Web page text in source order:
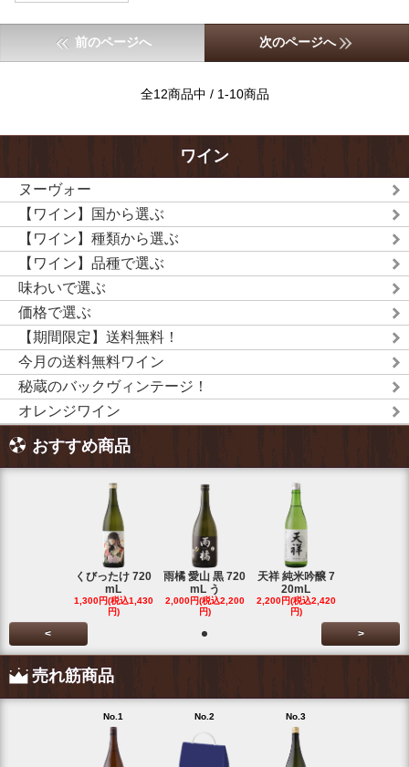
前のページへ 次のページへ
全12商品中 / 1-10商品
ワイン
ヌーヴォー
【ワイン】国から選ぶ
【ワイン】種類から選ぶ
【ワイン】品種で選ぶ
味わいで選ぶ
価格で選ぶ
【期間限定】送料無料！
今月の送料無料ワイン
秘蔵のバックヴィンテージ！
オレンジワイン
おすすめ商品
くびったけ 720
mL
1,300円(税込1,430
円)
雨橘 愛山 黒 720
mL う
2,000円(税込2,200
円)
天祥 純米吟醸 7
20mL
2,200円(税込2,420
円)
< >
売れ筋商品
No.1 No.2 No.3